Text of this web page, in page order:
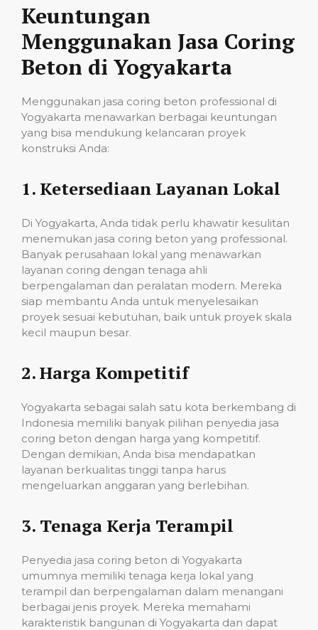
Keuntungan
Menggunakan Jasa Coring
Beton di Yogyakarta
Menggunakan jasa coring beton professional di
Yogyakarta menawarkan berbagai keuntungan
yang bisa mendukung kelancaran proyek
konstruksi Anda:
1. Ketersediaan Layanan Lokal
Di Yogyakarta, Anda tidak perlu khawatir kesulitan
menemukan jasa coring beton yang professional.
Banyak perusahaan lokal yang menawarkan
layanan coring dengan tenaga ahli
berpengalaman dan peralatan modern. Mereka
siap membantu Anda untuk menyelesaikan
proyek sesuai kebutuhan, baik untuk proyek skala
kecil maupun besar.
2.Harga Kompetitif
Yogyakarta sebagai salah satu kota berkembang di
Indonesia memiliki banyak pilihan penyedia jasa
coring beton dengan harga yang kompetitif.
Dengan demikian, Anda bisa mendapatkan
layanan berkualitas tinggi tanpa harus
mengeluarkan anggaran yang berlebihan.
3. Tenaga Kerja Terampil
Penyedia jasa coring beton di Yogyakarta
umumnya memiliki tenaga kerja lokal yang
terampil dan berpengalaman dalam menangani
berbagai jenis proyek. Mereka memahami
karakteristik bangunan di Yogyakarta dan dapat